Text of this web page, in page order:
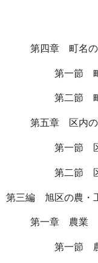
第四章 町名
第一節
第二節
第五章 区内の
第一節
第二節
第三編 旭区の農・
第一章 農業
第一節